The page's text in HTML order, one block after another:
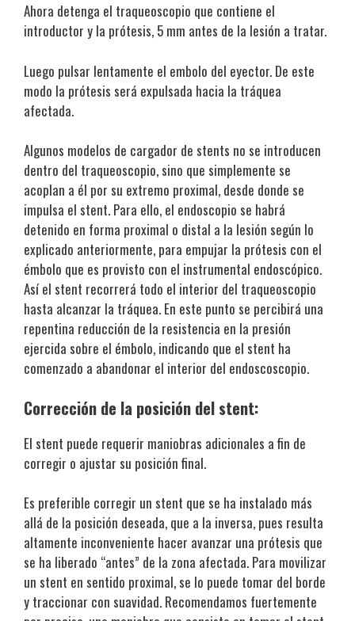
Ahora detenga el traqueoscopio que contiene el
introductor y la prótesis, 5 mm antes de la lesión a tratar.
Luego pulsar lentamente el embolo del eyector. De este
modo la prótesis será expulsada hacia la tráquea
afectada.
Algunos modelos de cargador de stents no se introducen
dentro del traqueoscopio, sino que simplemente se
acoplan a él por su extremo proximal, desde donde se
impulsa el stent. Para ello, el endoscopio se habrá
detenido en forma proximal o distal a la lesión según lo
explicado anteriormente, para empujar la prótesis con el
émbolo que es provisto con el instrumental endoscópico.
Así el stent recorrerá todo el interior del traqueoscopio
hasta alcanzar la tráquea. En este punto se percibirá una
repentina reducción de la resistencia en la presión
ejercida sobre el émbolo, indicando que el stent ha
comenzado a abandonar el interior del endoscoscopio.
Corrección de la posición del stent:
El stent puede requerir maniobras adicionales a fin de
corregir o ajustar su posición final.
Es preferible corregir un stent que se ha instalado más
allá de la posición deseada, que a la inversa, pues resulta
altamente inconveniente hacer avanzar una prótesis que
se ha liberado “antes” de la zona afectada. Para movilizar
un stent en sentido proximal, se lo puede tomar del borde
y traccionar con suavidad. Recomendamos fuertemente